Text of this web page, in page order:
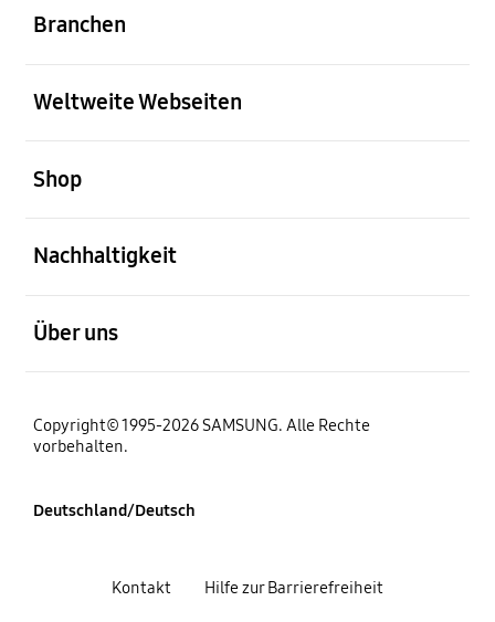
Branchen
Weltweite Webseiten
Shop
Nachhaltigkeit
Über uns
Copyright© 1995-2026 SAMSUNG. Alle Rechte
vorbehalten.
Deutschland/Deutsch
Kontakt Hilfe zur Barrierefreiheit